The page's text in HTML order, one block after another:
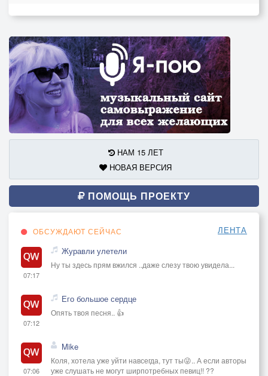
НАМ 15 ЛЕТ
НОВАЯ ВЕРСИЯ
ПОМОЩЬ ПРОЕКТУ
ОБСУЖДАЮТ СЕЙЧАС ЛЕНТА
07:17
Журавли улетели
Ну ты здесь прям вжился ..даже слезу твою увидела...
07:12
Его большое сердце
Опять твоя песня.. 👍
07:06
Mike
Коля, хотела уже уйти навсегда, тут ты😜.. А если авторы
уже слушать не могут ширпотребных певиц!! ??